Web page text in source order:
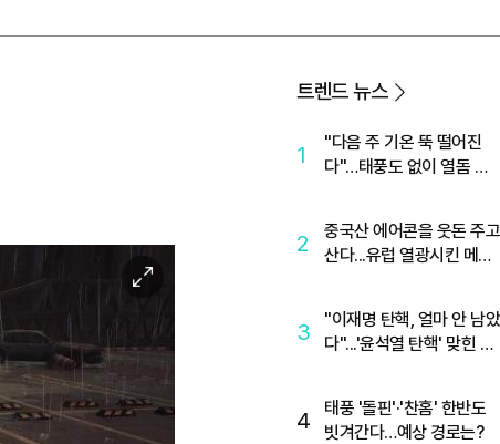
미
확
대
트렌드 뉴스
1
"다음 주 기온 뚝 떨어진
다"…태풍도 없이 열돔 박
2
중국산 에어콘을 웃돈 주고
산다...유럽 열광시킨 메이
3
"이재명 탄핵, 얼마 안 남았
다"...'윤석열 탄핵' 맞힌 무
4
태풍 '돌핀'·'찬홈' 한반도
빗겨간다…예상 경로는?